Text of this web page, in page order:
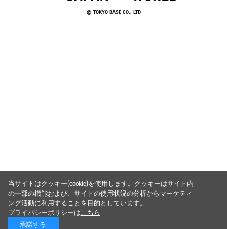
© TOKYO BASE CO., LTD
当サイトはクッキー(cookie)を使用します。クッキーはサイト内
の一部の機能および、サイトの使用状況の分析からマーケティ
ング活動に利用することを目的としています。
プライバシーポリシーはこちら
承諾する